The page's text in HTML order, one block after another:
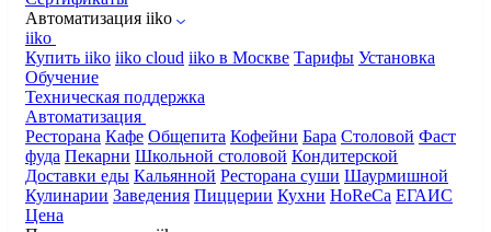
Автоматизация iiko
iiko
Купить iiko iiko cloud iiko в Москве Тарифы Установка
Обучение
Техническая поддержка
Автоматизация
Ресторана Кафе Общепита Кофейни Бара Столовой Фаст
фуда Пекарни Школьной столовой Кондитерской
Доставки еды Кальянной Ресторана суши Шаурмишной
Кулинарии Заведения Пиццерии Кухни HoReCa ЕГАИС
Цена